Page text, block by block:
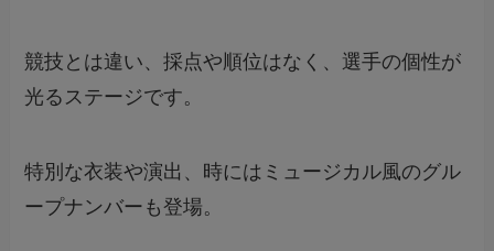
競技とは違い、採点や順位はなく、選手の個性が
光るステージです。
特別な衣装や演出、時にはミュージカル風のグル
ープナンバーも登場。